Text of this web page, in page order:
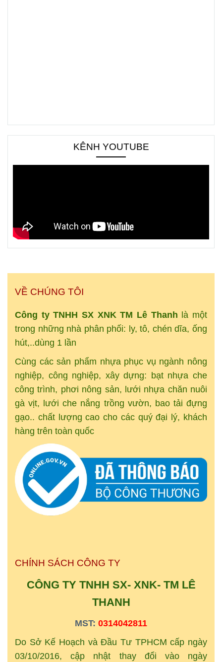
KÊNH YOUTUBE
VỀ CHÚNG TÔI
Công ty TNHH SX XNKTM Lê Thanh là một
trong những nhà phân phối: ly, tô, chén dĩa, ống
hút,..dùng 1 lần
Cùng các sản phẩm nhựa phục vụ ngành nông
nghiệp, công nghiệp, xây dựng: bạt nhựa che
công trình, phơi nông sản, lưới nhựa chăn nuôi
gà vịt, lưới che nắng trồng vườn, bao tải đựng
gạo.. chất lượng cao cho các quý đại lý, khách
hàng trên toàn quốc
CHÍNH SÁCH CÔNG TY
CÔNG TY TNHH SX- XNK- TM LÊ
THANH
MST: 0314042811
Do Sở Kế Hoạch và Đầu Tư TPHCM cấp ngày
03/10/2016, cập nhật thay đổi vào ngày